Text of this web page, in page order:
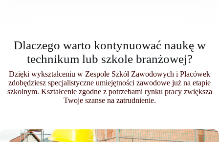
Dlaczego warto kontynuować naukę w
technikum lub szkole branżowej?
Dzięki wykształceniu w Zespole Szkół Zawodowych i Placówek
zdobędziesz specjalistyczne umiejętności zawodowe już na etapie
szkolnym. Kształcenie zgodne z potrzebami rynku pracy zwiększa
Twoje szanse na zatrudnienie.